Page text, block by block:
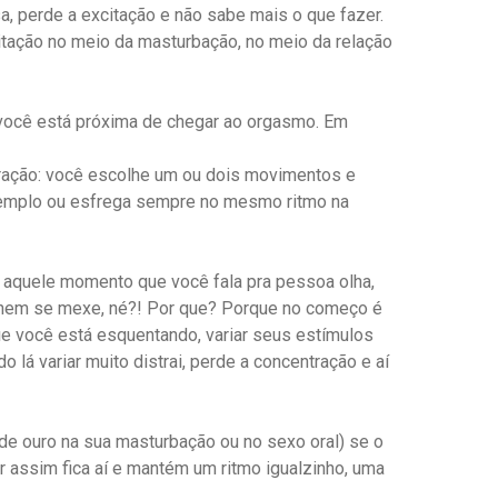
perde a excitação e não sabe mais o que fazer.
no meio da masturbação, no meio da relação
está próxima de chegar ao orgasmo. Em
você escolhe um ou dois movimentos e
ou esfrega sempre no mesmo ritmo na
momento que você fala pra pessoa olha,
se mexe, né?! Por que? Porque no começo é
você está esquentando, variar seus estímulos
lá variar muito distrai, perde a concentração e aí
ouro na sua masturbação ou no sexo oral) se o
fica aí e mantém um ritmo igualzinho, uma